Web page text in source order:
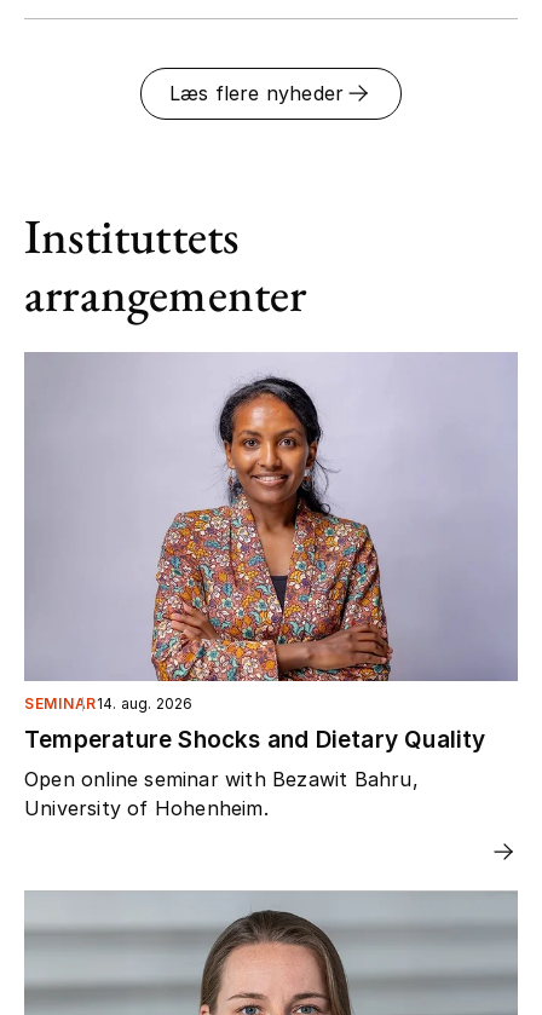
Læs flere nyheder
Instituttets
arrangementer
SEMINAR14. aug. 2026
Temperature Shocks and Dietary Quality
Open online seminar with Bezawit Bahru,
University of Hohenheim.